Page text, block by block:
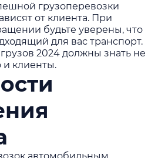
грузоперевозки
от клиента. При
будьте уверены, что
для вас транспорт.
2024 должны знать не
и клиенты.